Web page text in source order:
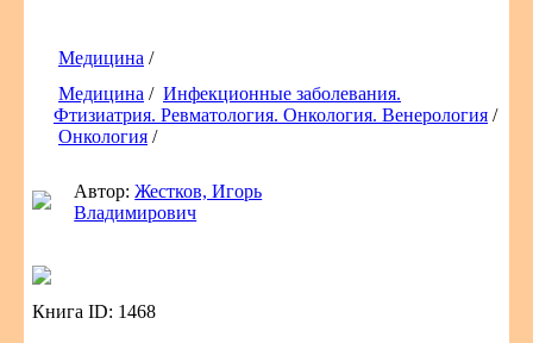
Медицина /
Медицина / Инфекционные заболевания.
Фтизиатрия. Ревматология. Онкология. Венерология /
Онкология /
Автор:Жестков, Игорь
Владимирович
Книга ID: 1468